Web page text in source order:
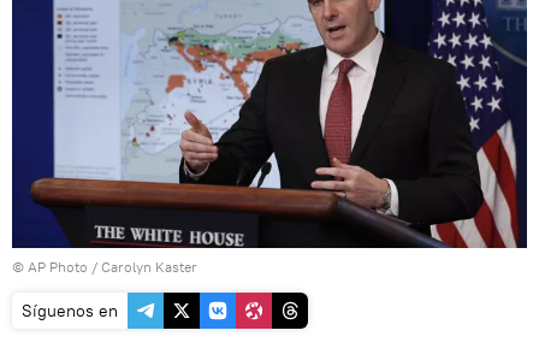
© AP Photo / Carolyn Kaster
Síguenos en